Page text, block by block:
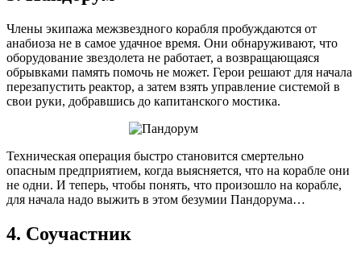
Члены экипажа межзвездного корабля пробуждаются от
анабиоза не в самое удачное время. Они обнаруживают, что
оборудование звездолета не работает, а возвращающаяся
обрывками память помочь не может. Герои решают для начала
перезапустить реактор, а затем взять управление системой в
свои руки, добравшись до капитанского мостика.
Техническая операция быстро становится смертельно
опасным предприятием, когда выясняется, что на корабле они
не одни. И теперь, чтобы понять, что произошло на корабле,
для начала надо выжить в этом безумии Пандорума…
4. Соучастник